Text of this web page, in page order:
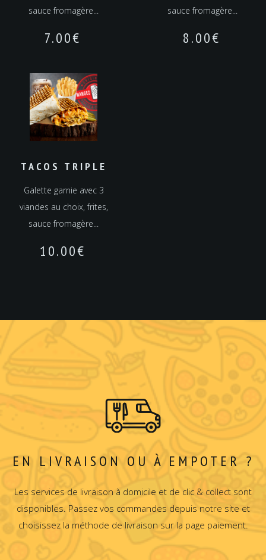
sauce fromagère...
7.00€
sauce fromagère...
8.00€
TACOS TRIPLE
Galette garnie avec 3
viandes au choix, frites,
sauce fromagère...
10.00€
EN LIVRAISON OU À EMPOTER ?
Les services de livraison à domicile et de clic & collect sont
disponibles. Passez vos commandes depuis notre site et
choisissez la méthode de livraison sur la page paiement.